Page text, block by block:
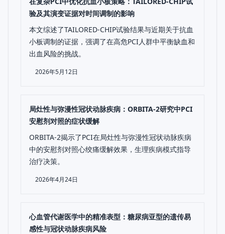
验及其演变证据对时间调制的影响
本文综述了TAILORED-CHIP试验结果与近期关于抗血
小板调制的证据，强调了在高危PCI人群中平衡缺血和
出血风险的挑战。
2026年5月12日
局灶性与弥漫性冠状动脉疾病：ORBITA-2研究中PCI
安慰剂对照的症状缓解
ORBITA-2揭示了PCI在局灶性与弥漫性冠状动脉疾病
中的安慰剂对照心绞痛缓解效果，生理疾病模式指导
治疗决策。
2026年4月24日
心血管代谢医学中的精准表型：糖尿病亚型的遗传易
感性与冠状动脉疾病风险